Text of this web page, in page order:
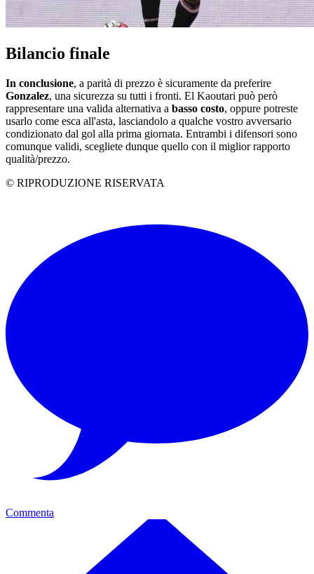
Bilancio finale
In conclusione, a parità di prezzo è sicuramente da preferire
Gonzalez, una sicurezza su tutti i fronti. El Kaoutari può però
rappresentare una valida alternativa a basso costo, oppure potreste
usarlo come esca all'asta, lasciandolo a qualche vostro avversario
condizionato dal gol alla prima giornata. Entrambi i difensori sono
comunque validi, scegliete dunque quello con il miglior rapporto
qualità/prezzo.
© RIPRODUZIONE RISERVATA
Commenta